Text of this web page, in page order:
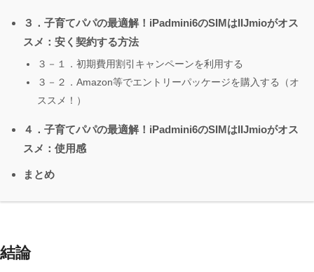
３．子育てパパの最適解！iPadmini6のSIMはIIJmioがオス
スメ：安く契約する方法
３－１．初期費用割引キャンペーンを利用する
３－２．Amazon等でエントリーパッケージを購入する（オ
ススメ！）
４．子育てパパの最適解！iPadmini6のSIMはIIJmioがオス
スメ：使用感
まとめ
結論